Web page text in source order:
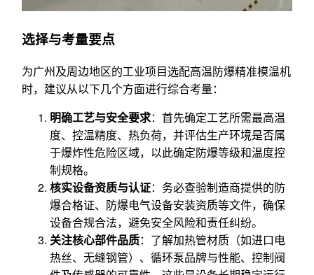
选择与考量要点
为广州及周边地区的工业项目选配高温防爆精准模温机
时，建议从以下几个方面进行综合考量：
明确工艺与安全要求：首先确定工艺所需最高温
度、控温精度、热负荷，并评估生产环境是否属
于爆炸性危险区域，以此确定防爆等级和温度控
制规格。
核实设备资质与认证：务必查验制造商提供的防
爆合格证、防爆电气设备安装资质等文件，确保
设备合规合法，避免安全风险和责任纠纷。
关注核心部件品质：了解加热管材质（如进口电
热丝、无缝钢管）、循环泵品牌与性能、控制阀